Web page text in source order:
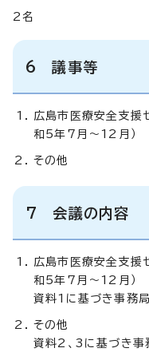
2名
6 議事等
広島市医療安全支援
和5年7月～12月）
その他
7 会議の内容
広島市医療安全支援
和5年7月～12月）
資料1に基づき事務
その他
資料2、3に基づき事